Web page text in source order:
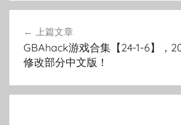
导
航
上篇文章
GBAhack游戏合集【24-1-6】，
修改部分中文版！